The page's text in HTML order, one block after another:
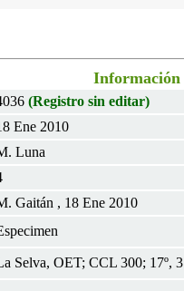
Información
(Registro sin editar)
Ene 2010
Luna
Gaitán , 18 Ene 2010
Selva, OET; CCL 300; 17º,